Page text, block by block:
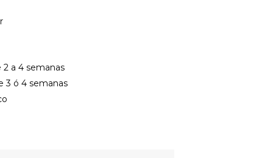
a 4 semanas
3 ó 4 semanas